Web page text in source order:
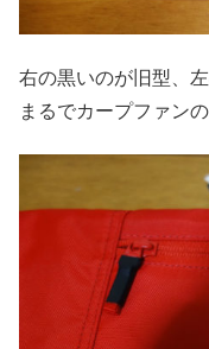
右の黒いのが旧型、
まるでカープファン